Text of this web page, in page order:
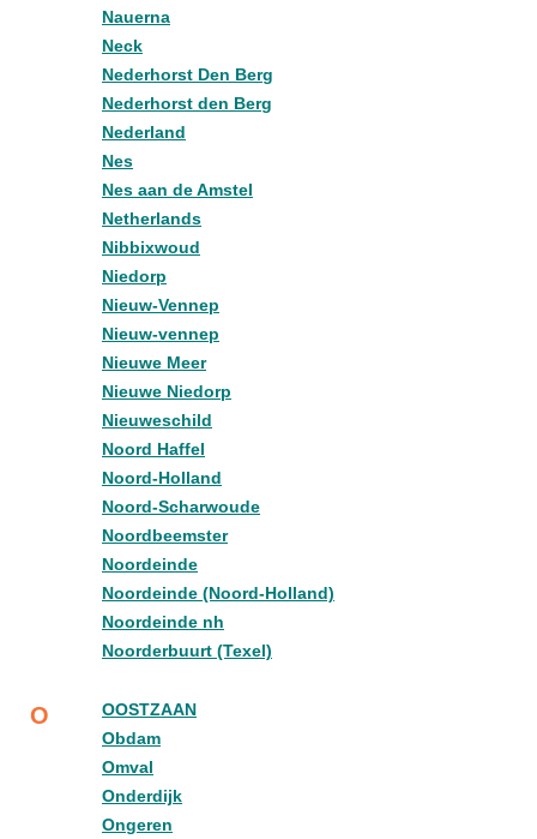
Nauerna
Neck
Nederhorst Den Berg
Nederhorst den Berg
Nederland
Nes
Nes aan de Amstel
Netherlands
Nibbixwoud
Niedorp
Nieuw-Vennep
Nieuw-vennep
Nieuwe Meer
Nieuwe Niedorp
Nieuweschild
Noord Haffel
Noord-Holland
Noord-Scharwoude
Noordbeemster
Noordeinde
Noordeinde (Noord-Holland)
Noordeinde nh
Noorderbuurt (Texel)
O
OOSTZAAN
Obdam
Omval
Onderdijk
Ongeren